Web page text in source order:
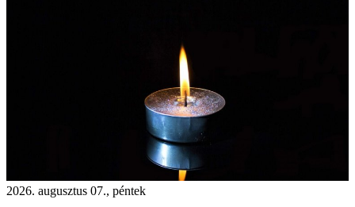
2026. augusztus 07., péntek